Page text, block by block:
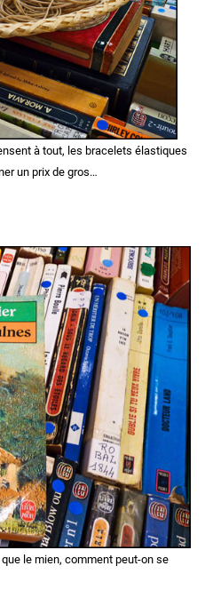
à tout, les bracelets élastiques
un prix de gros…
le mien, comment peut-on se